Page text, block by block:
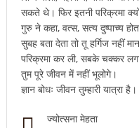
सकते थे। फिर इतनी परिक्रमा
गुरु ने कहा, वत्स, सत्य दुष्पाच्य
सुबह बता देता तो तू हर्गिज नहीं
परिक्रमा कर ली, सबके चक्कर
तुम पूरे जीवन में नहीं भूलोगे।
ज्ञान बोधः जीवन तुम्हारी
ज्योत्सना मेहता